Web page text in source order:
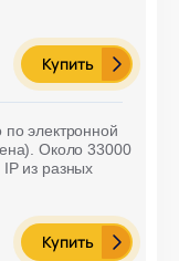
Купить
электронной
Около 33000
из разных
Купить